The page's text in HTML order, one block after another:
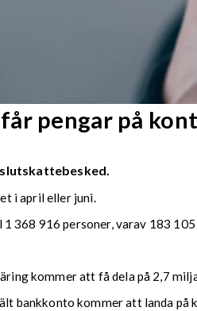
pengar på
i april eller juni.
368 916 personer, varav 183
kommer att få dela på 2,7
bankkonto kommer att landa på